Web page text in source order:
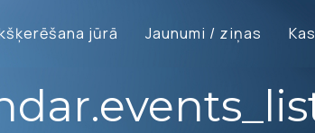
jūrā Jaunumi / ziņas